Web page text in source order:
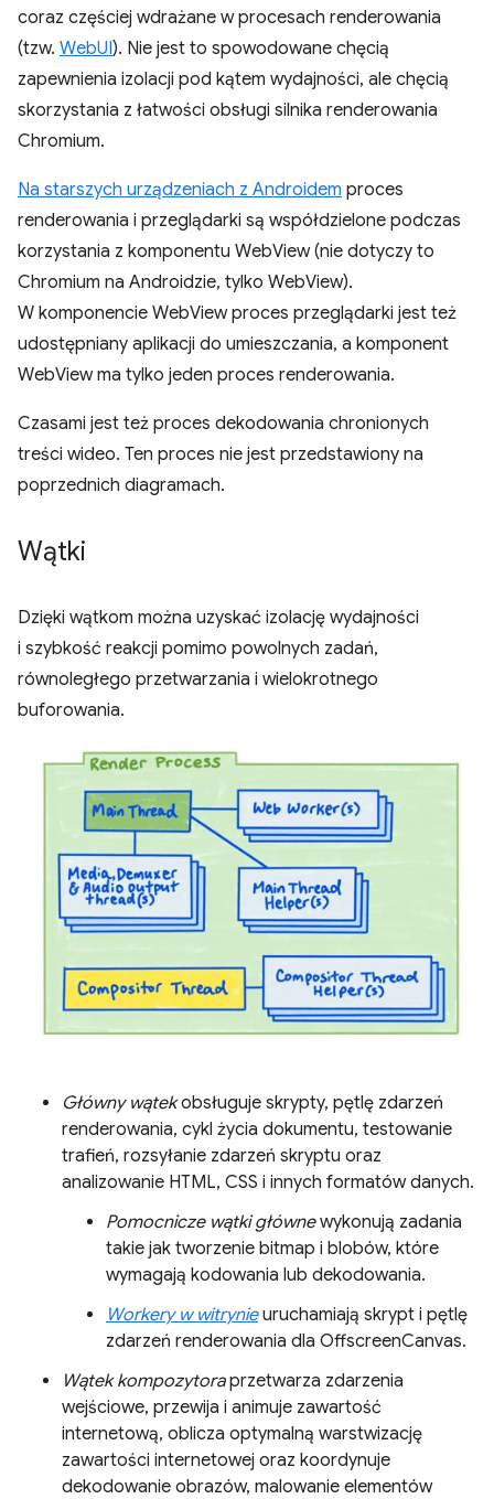
coraz częściej wdrażane w procesach renderowania
(tzw. WebUI). Nie jest to spowodowane chęcią
zapewnienia izolacji pod kątem wydajności, ale chęcią
skorzystania z łatwości obsługi silnika renderowania
Chromium.
Na starszych urządzeniach z Androidem proces
renderowania i przeglądarki są współdzielone podczas
korzystania z komponentu WebView (nie dotyczy to
Chromium na Androidzie, tylko WebView).
W komponencie WebView proces przeglądarki jest też
udostępniany aplikacji do umieszczania, a komponent
WebView ma tylko jeden proces renderowania.
Czasami jest też proces dekodowania chronionych
treści wideo. Ten proces nie jest przedstawiony na
poprzednich diagramach.
Wątki
Dzięki wątkom można uzyskać izolację wydajności
i szybkość reakcji pomimo powolnych zadań,
równoległego przetwarzania i wielokrotnego
buforowania.
Główny wątekobsługuje skrypty, pętlę zdarzeń
renderowania, cykl życia dokumentu, testowanie
trafień, rozsyłanie zdarzeń skryptu oraz
analizowanie HTML, CSS i innych formatów danych.
Pomocnicze wątki głównewykonują zadania
takie jak tworzenie bitmap i blobów, które
wymagają kodowania lub dekodowania.
Workery w witrynieuruchamiają skrypt i pętlę
zdarzeń renderowania dla OffscreenCanvas.
Wątek kompozytoraprzetwarza zdarzenia
wejściowe, przewija i animuje zawartość
internetową, oblicza optymalną warstwizację
zawartości internetowej oraz koordynuje
dekodowanie obrazów, malowanie elementów